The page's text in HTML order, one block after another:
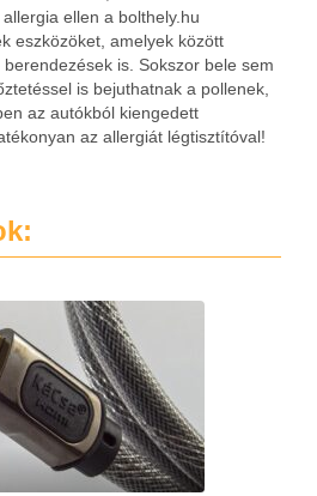
ellen a bolthely.hu
eszközöket, amelyek között
is. Sokszor bele sem
is bejuthatnak a pollenek,
az autókból kiengedett
az allergiát légtisztítóval!